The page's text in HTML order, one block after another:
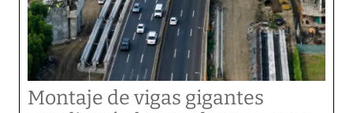
Montaje de vigas gigantes